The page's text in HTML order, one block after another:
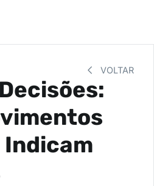
VOLTAR
Indicam